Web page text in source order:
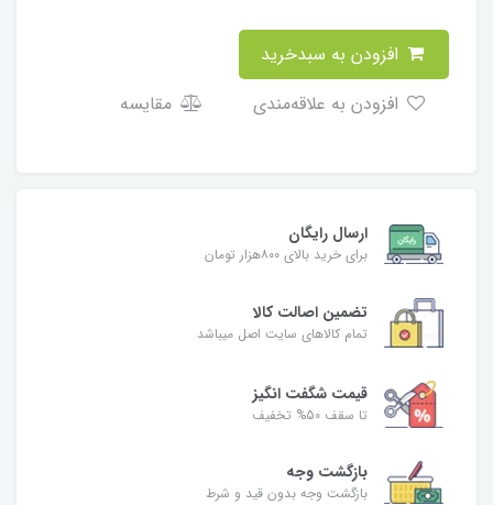
مقایسه
ارسال رایگان
برای خرید بالای ۸۰۰هزار تومان
تضمین اصالت کالا
تمام کالاهای سایت اصل میباشد
قیمت شگفت انگیز
تا سقف 50% تخفیف
بازگشت وجه
بازگشت وجه بدون قید و شرط